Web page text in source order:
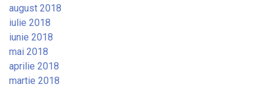
august 2018
iulie 2018
iunie 2018
mai 2018
aprilie 2018
martie 2018